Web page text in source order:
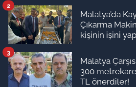
Malatya’da
Çıkarma
kişinin işini
2
Malatya
300
TL önerdiler!
3